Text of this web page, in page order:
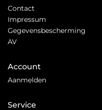
Contact
Impressum
Gegevensbescherming
AV
Account
Aanmelden
Service